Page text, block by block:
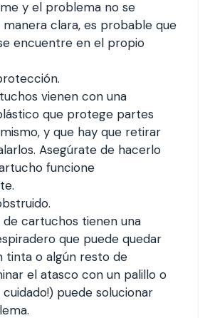
y el problema no se
clara, es probable que
encuentre en el propio
vienen con una
que protege partes
y que hay que retirar
Asegúrate de hacerlo
funcione
de cartuchos tienen una
que puede quedar
tinta o algún resto de
el atasco con un palillo o
cuidado!) puede solucionar